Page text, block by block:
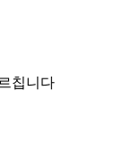
칩니다